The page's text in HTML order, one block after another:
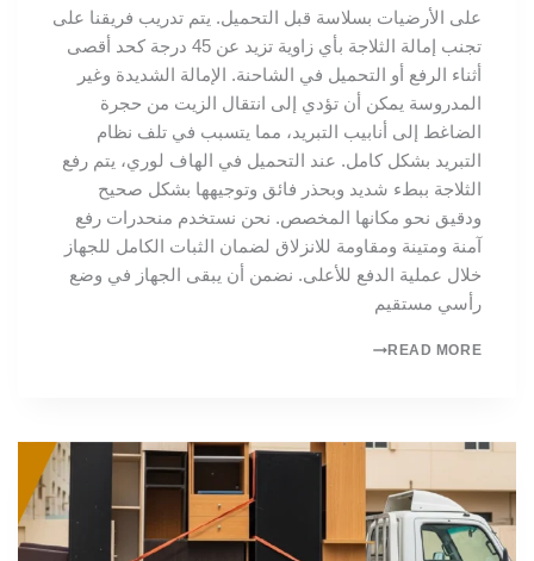
على الأرضيات بسلاسة قبل التحميل. يتم تدريب فريقنا على
تجنب إمالة الثلاجة بأي زاوية تزيد عن 45 درجة كحد أقصى
أثناء الرفع أو التحميل في الشاحنة. الإمالة الشديدة وغير
المدروسة يمكن أن تؤدي إلى انتقال الزيت من حجرة
الضاغط إلى أنابيب التبريد، مما يتسبب في تلف نظام
التبريد بشكل كامل. عند التحميل في الهاف لوري، يتم رفع
الثلاجة ببطء شديد وبحذر فائق وتوجيهها بشكل صحيح
ودقيق نحو مكانها المخصص. نحن نستخدم منحدرات رفع
آمنة ومتينة ومقاومة للانزلاق لضمان الثبات الكامل للجهاز
خلال عملية الدفع للأعلى. نضمن أن يبقى الجهاز في وضع
رأسي مستقيم
READ MORE